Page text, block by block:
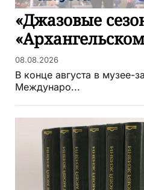
«Джазовые
08.08.2026
В конце августа в музее-
Междунаро...